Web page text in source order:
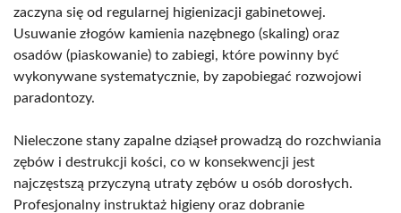
zaczyna się od regularnej higienizacji gabinetowej.
Usuwanie złogów kamienia nazębnego (skaling) oraz
osadów (piaskowanie) to zabiegi, które powinny być
wykonywane systematycznie, by zapobiegać rozwojowi
paradontozy.
Nieleczone stany zapalne dziąseł prowadzą do rozchwiania
zębów i destrukcji kości, co w konsekwencji jest
najczęstszą przyczyną utraty zębów u osób dorosłych.
Profesjonalny instruktaż higieny oraz dobranie